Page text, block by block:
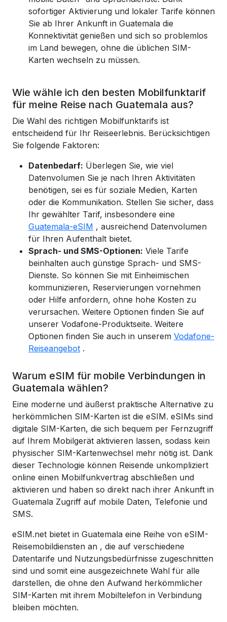
sofortiger Aktivierung und lokaler Tarife können
Sie ab Ihrer Ankunft in Guatemala die
Konnektivität genießen und sich so problemlos
im Land bewegen, ohne die üblichen SIM-
Karten wechseln zu müssen.
Wie wähle ich den besten Mobilfunktarif
für meine Reise nach Guatemala aus?
Die Wahl des richtigen Mobilfunktarifs ist
entscheidend für Ihr Reiseerlebnis. Berücksichtigen
Sie folgende Faktoren:
Datenbedarf: Überlegen Sie, wie viel
Datenvolumen Sie je nach Ihren Aktivitäten
benötigen, sei es für soziale Medien, Karten
oder die Kommunikation. Stellen Sie sicher, dass
Ihr gewählter Tarif, insbesondere eine
Guatemala-eSIM , ausreichend Datenvolumen
für Ihren Aufenthalt bietet.
Sprach- und SMS-Optionen: Viele Tarife
beinhalten auch günstige Sprach- und SMS-
Dienste. So können Sie mit Einheimischen
kommunizieren, Reservierungen vornehmen
oder Hilfe anfordern, ohne hohe Kosten zu
verursachen. Weitere Optionen finden Sie auf
unserer Vodafone-Produktseite. Weitere
Optionen finden Sie auch in unserem Vodafone-
Reiseangebot .
Warum eSIM für mobile Verbindungen in
Guatemala wählen?
Eine moderne und äußerst praktische Alternative zu
herkömmlichen SIM-Karten ist die eSIM. eSIMs sind
digitale SIM-Karten, die sich bequem per Fernzugriff
auf Ihrem Mobilgerät aktivieren lassen, sodass kein
physischer SIM-Kartenwechsel mehr nötig ist. Dank
dieser Technologie können Reisende unkompliziert
online einen Mobilfunkvertrag abschließen und
aktivieren und haben so direkt nach ihrer Ankunft in
Guatemala Zugriff auf mobile Daten, Telefonie und
SMS.
eSIM.net bietet in Guatemala eine Reihe von eSIM-
Reisemobildiensten an , die auf verschiedene
Datentarife und Nutzungsbedürfnisse zugeschnitten
sind und somit eine ausgezeichnete Wahl für alle
darstellen, die ohne den Aufwand herkömmlicher
SIM-Karten mit ihrem Mobiltelefon in Verbindung
bleiben möchten.